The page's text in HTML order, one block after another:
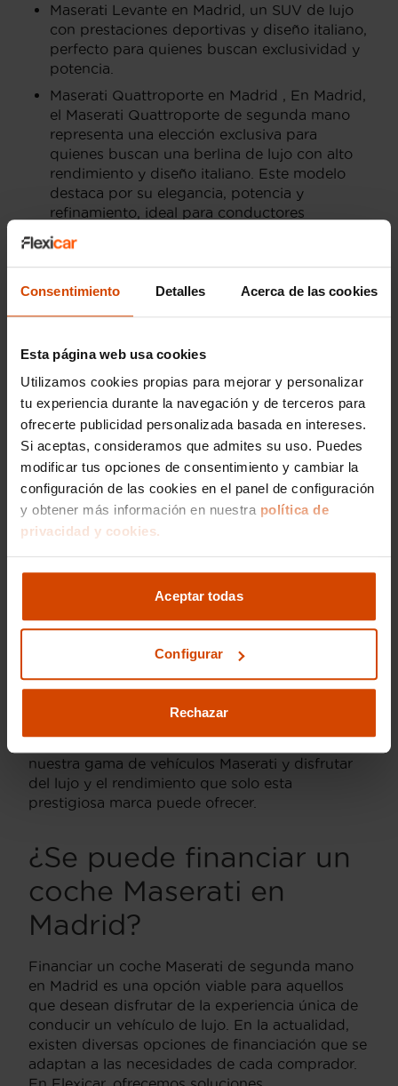
Consentimiento Detalles Acerca de las cookies
Esta página web usa cookies
Utilizamos cookies propias para mejorar y personalizar
tu experiencia durante la navegación y de terceros para
ofrecerte publicidad personalizada basada en intereses.
Si aceptas, consideramos que admites su uso. Puedes
modificar tus opciones de consentimiento y cambiar la
configuración de las cookies en el panel de configuración
y obtener más información en nuestra política de
privacidad y cookies.
Aceptar todas
Configurar
Rechazar
Maserati Levante en Madrid, un SUV de lujo
con prestaciones deportivas y diseño italiano,
perfecto para quienes buscan exclusividad y
potencia.
Maserati Quattroporte en Madrid , En Madrid,
el Maserati Quattroporte de segunda mano
representa una elección exclusiva para
quienes buscan una berlina de lujo con alto
rendimiento y diseño italiano. Este modelo
destaca por su elegancia, potencia y
refinamiento, ideal para conductores
exigentes en la capital.
Precios de Maserati de segunda
Madrid pueden variar considerablemente
dependiendo del modelo, el año de fabricación,
el kilometraje y el estado del vehículo. En
Flexicar, te ofrecemos un rango de precios
competitivo, garantizando que obtengas el
mejor valor por tu inversión en un coche de lujo.
Por ejemplo, un Maserati Ghibli de segunda
mano puede encontrarse en el rango de los
30,000 a 50,000 euros, dependiendo de sus
características y condiciones. Mientras tanto, un
Maserati Levante puede situarse entre los
50,000 y 80,000 euros.
Nuestro objetivo es hacer que la compra de un
Maserati sea una experiencia agradable y sin
complicaciones, proporcionando opciones de
financiación flexibles y asegurando que todos
nuestros vehículos cumplen con los estándares
nuestra gama de vehículos Maserati y disfrutar
del lujo y el rendimiento que solo esta
prestigiosa marca puede ofrecer.
¿Se puede financiar un
coche Maserati en
Madrid?
Financiar un coche Maserati de segunda mano
en Madrid es una opción viable para aquellos
que desean disfrutar de la experiencia única de
conducir un vehículo de lujo. En la actualidad,
existen diversas opciones de financiación que se
adaptan a las necesidades de cada comprador.